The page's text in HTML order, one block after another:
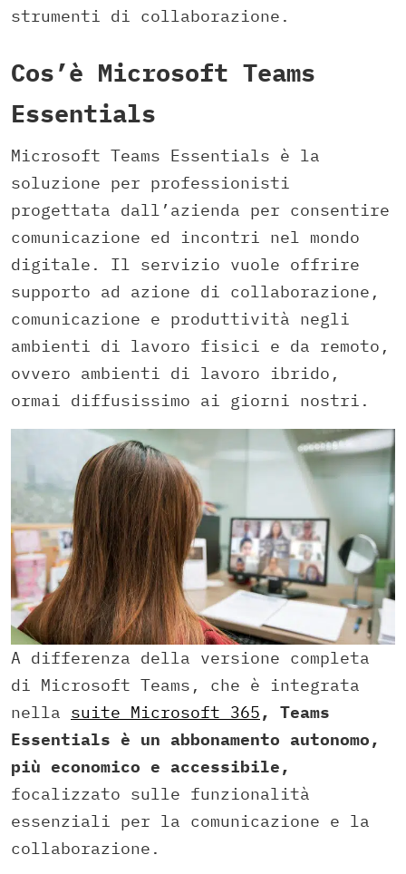
strumenti di collaborazione.
Cos’è Microsoft Teams
Essentials
Microsoft Teams Essentials è la
soluzione per professionisti
progettata dall’azienda per consentire
comunicazione ed incontri nel mondo
digitale. Il servizio vuole offrire
supporto ad azione di collaborazione,
comunicazione e produttività negli
ambienti di lavoro fisici e da remoto,
ovvero ambienti di lavoro ibrido,
ormai diffusissimo ai giorni nostri.
A differenza della versione completa
di Microsoft Teams, che è integrata
nella suite Microsoft 365, Teams
Essentials è un abbonamento autonomo,
più economico e accessibile,
focalizzato sulle funzionalità
essenziali per la comunicazione e la
collaborazione.